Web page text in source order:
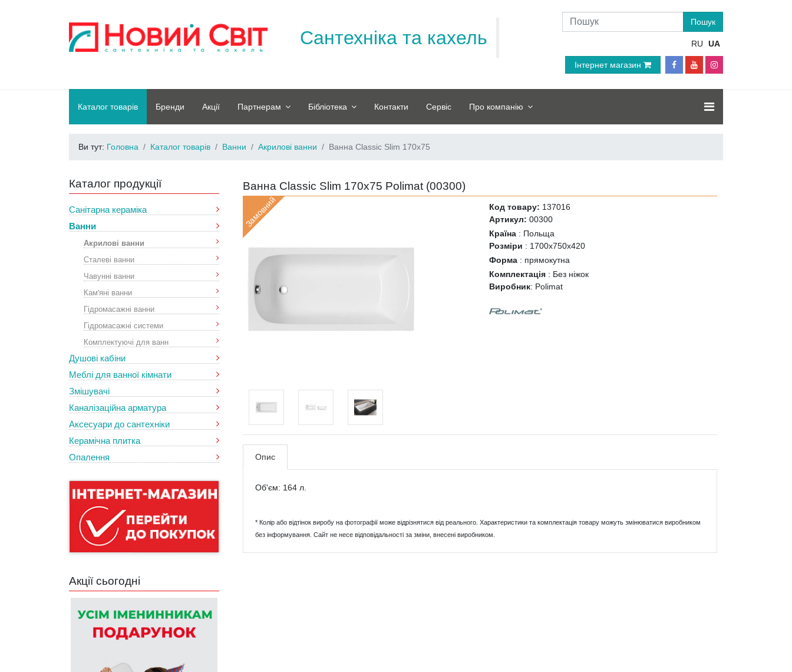
Сантехніка та кахель RU UA
Інтернет магазин
Каталог товарів Бренди Акції Партнерам Бібліотека Контакти Сервіс Про компанію
Ви тут: Головна Каталог товарів Ванни Акрилові ванни Ванна Classic Slim 170x75
Каталог продукції
Санітарна кераміка
Ванни
Акрилові ванни
Сталеві ванни
Чавунні ванни
Кам'яні ванни
Гідромасажні ванни
Гідромасажні системи
Комплектуючі для ванн
Душові кабіни
Меблі для ванної кімнати
Змішувачі
Каналізаційна арматура
Аксесуари до сантехніки
Керамічна плитка
Опалення
Акції сьогодні
Ванна Classic Slim 170x75 Polimat (00300)
Замовний Код товару: 137016
Артикул: 00300
Країна : Польща
Розміри : 1700x750x420
Форма : прямокутна
Комплектація : Без ніжок
Виробник: Polimat
Опис
Об'єм: 164 л.
* Колір або відтінок виробу на фотографії може відрізнятися від реального. Характеристики та комплектація товару можуть змінюватися виробником
без інформування. Сайт не несе відповідальності за зміни, внесені виробником.